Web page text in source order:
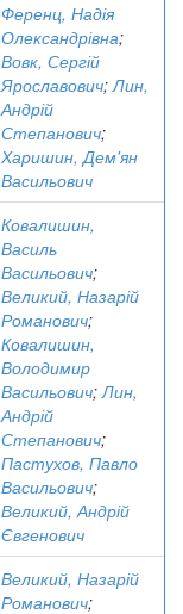
Ференц, Надія
Олександрівна;
Вовк, Сергій
Ярославович;Лин,
Андрій
Степанович;
Харишин, Дем'ян
Васильович
Ковалишин,
Василь
Васильович;
Великий, Назарій
Романович;
Ковалишин,
Володимир
Васильович;Лин,
Андрій
Степанович;
Пастухов, Павло
Васильович;
Великий, Андрій
Євгенович
Великий, Назарій
Романович;